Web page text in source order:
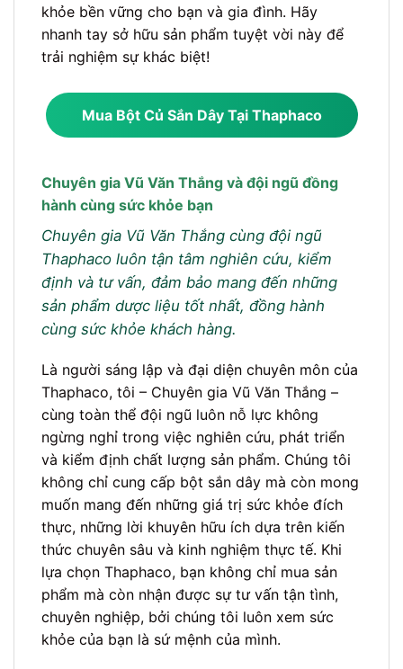
khỏe bền vững cho bạn và gia đình. Hãy
nhanh tay sở hữu sản phẩm tuyệt vời này để
trải nghiệm sự khác biệt!
Mua Bột Củ Sắn Dây Tại Thaphaco
Chuyên gia Vũ Văn Thắng và đội ngũ đồng
hành cùng sức khỏe bạn
Chuyên gia Vũ Văn Thắng cùng đội ngũ
Thaphaco luôn tận tâm nghiên cứu, kiểm
định và tư vấn, đảm bảo mang đến những
sản phẩm dược liệu tốt nhất, đồng hành
cùng sức khỏe khách hàng.
Là người sáng lập và đại diện chuyên môn của
Thaphaco, tôi – Chuyên gia Vũ Văn Thắng –
cùng toàn thể đội ngũ luôn nỗ lực không
ngừng nghỉ trong việc nghiên cứu, phát triển
và kiểm định chất lượng sản phẩm. Chúng tôi
không chỉ cung cấp bột sắn dây mà còn mong
muốn mang đến những giá trị sức khỏe đích
thực, những lời khuyên hữu ích dựa trên kiến
thức chuyên sâu và kinh nghiệm thực tế. Khi
lựa chọn Thaphaco, bạn không chỉ mua sản
phẩm mà còn nhận được sự tư vấn tận tình,
chuyên nghiệp, bởi chúng tôi luôn xem sức
khỏe của bạn là sứ mệnh của mình.